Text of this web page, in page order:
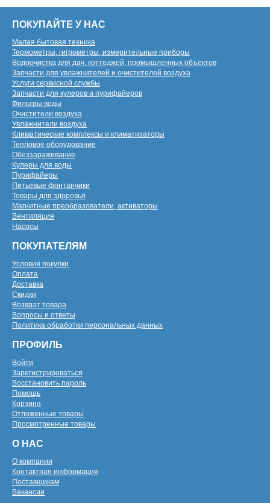
ПОКУПАЙТЕ У НАС
Малая бытовая техника
Термометры, гигрометры, измерительные приборы
Водоочистка для дач, коттеджей, промышленных объектов
Запчасти для увлажнителей и очистителей воздуха
Услуги сервисной службы
Запчасти для кулеров и пурифайеров
Фильтры воды
Очистители воздуха
Увлажнители воздуха
Климатические комплексы и климатизаторы
Тепловое оборудование
Обеззараживание
Кулеры для воды
Пурифайеры
Питьевые фонтанчики
Товары для здоровья
Магнитные преобразователи, активаторы
Вентиляция
Насосы
ПОКУПАТЕЛЯМ
Условия покупки
Оплата
Доставка
Скидки
Возврат товара
Вопросы и ответы
Политика обработки персональных данных
ПРОФИЛЬ
Войти
Зарегистрироваться
Восстановить пароль
Помощь
Корзина
Отложенные товары
Просмотренные товары
О НАС
О компании
Контактная информация
Поставщикам
Вакансии